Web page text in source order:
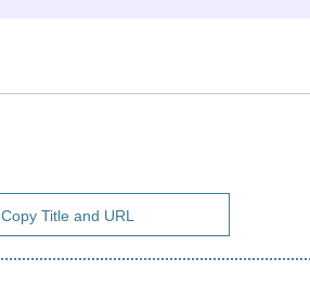
Copy Title and URL